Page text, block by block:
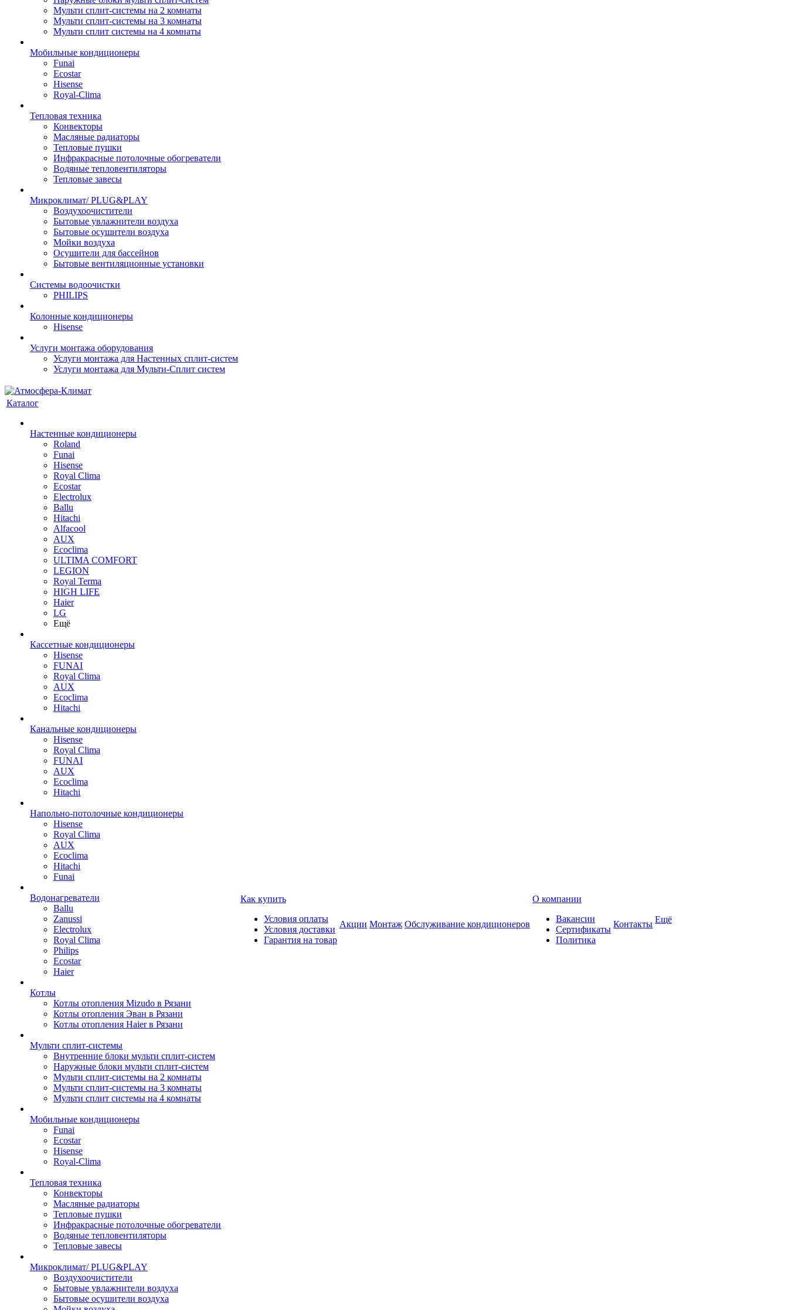
Мульти сплит-системы на 2 комнаты
Мульти сплит-системы на 3 комнаты
Мульти сплит системы на 4 комнаты
Мобильные кондиционеры
Funai
Ecostar
Hisense
Royal-Clima
Тепловая техника
Конвекторы
Масляные радиаторы
Тепловые пушки
Инфракрасные потолочные обогреватели
Водяные тепловентиляторы
Тепловые завесы
Микроклимат/ PLUG&PLAY
Воздухоочистители
Бытовые увлажнители воздуха
Бытовые осушители воздуха
Мойки воздуха
Осушители для бассейнов
Бытовые вентиляционные установки
Системы водоочистки
PHILIPS
Колонные кондиционеры
Hisense
Услуги монтажа оборудования
Услуги монтажа для Настенных сплит-систем
Услуги монтажа для Мульти-Сплит систем
Каталог
Настенные кондиционеры
Roland
Funai
Hisense
Royal Clima
Ecostar
Electrolux
Ballu
Hitachi
Alfacool
AUX
Ecoclima
ULTIMA COMFORT
LEGION
Royal Terma
HIGH LIFE
Haier
LG
Ещё
Кассетные кондиционеры
Hisense
FUNAI
Royal Clima
AUX
Ecoclima
Hitachi
Канальные кондиционеры
Hisense
Royal Clima
FUNAI
AUX
Ecoclima
Hitachi
Напольно-потолочные кондиционеры
Hisense
Royal Clima
AUX
Ecoclima
Hitachi
Funai
Водонагреватели
Ballu
Zanussi
Electrolux
Royal Clima
Philips
Ecostar
Haier
Котлы
Котлы отопления Mizudo в Рязани
Котлы отопления Эван в Рязани
Котлы отопления Haier в Рязани
Мульти сплит-системы
Внутренние блоки мульти сплит-систем
Наружные блоки мульти сплит-систем
Мульти сплит-системы на 2 комнаты
Мульти сплит-системы на 3 комнаты
Мульти сплит системы на 4 комнаты
Мобильные кондиционеры
Funai
Ecostar
Hisense
Royal-Clima
Тепловая техника
Конвекторы
Масляные радиаторы
Тепловые пушки
Инфракрасные потолочные обогреватели
Водяные тепловентиляторы
Тепловые завесы
Микроклимат/ PLUG&PLAY
Воздухоочистители
Бытовые увлажнители воздуха
Бытовые осушители воздуха
Как купить
Условия оплаты
Условия доставки
Гарантия на товар
Акции Монтаж Обслуживание кондиционеров
О компании
Вакансии
Сертификаты
Политика
Контакты Ещё